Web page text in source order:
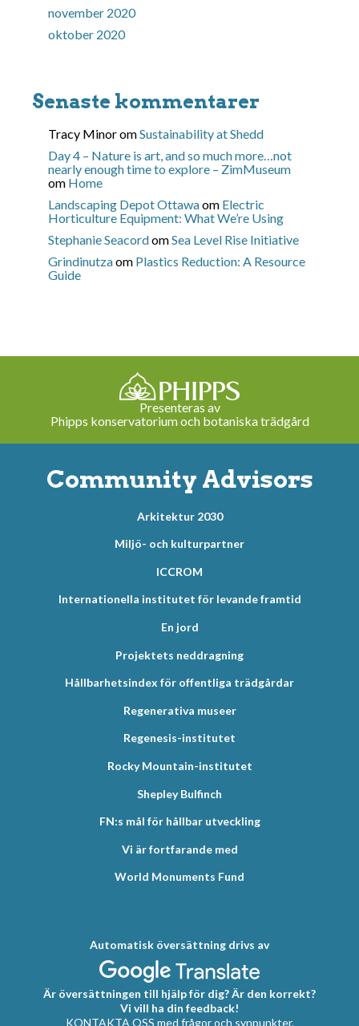
november 2020
oktober 2020
Senaste kommentarer
Tracy MinoromSustainability at Shedd
Day 4 – Nature is art, and so much more…not
nearly enough time to explore – ZimMuseum
om Home
Landscaping Depot Ottawaom Electric
Horticulture Equipment: What We’re Using
Stephanie SeacordomSea Level Rise Initiative
Grindinutzaom Plastics Reduction: A Resource
Guide
Presenteras av
Phipps konservatorium och botaniska trädgård
Community Advisors
Arkitektur 2030
Miljö- och kulturpartner
ICCROM
Internationella institutet för levande framtid
En jord
Projektets neddragning
Hållbarhetsindex för offentliga trädgårdar
Regenerativa museer
Regenesis-institutet
Rocky Mountain-institutet
Shepley Bulfinch
FN:s mål för hållbar utveckling
Vi är fortfarande med
World Monuments Fund
Automatisk översättning drivs av
Är översättningen till hjälp för dig? Är den korrekt?
Vi vill ha din feedback!
KONTAKTA OSS med frågor och synpunkter.